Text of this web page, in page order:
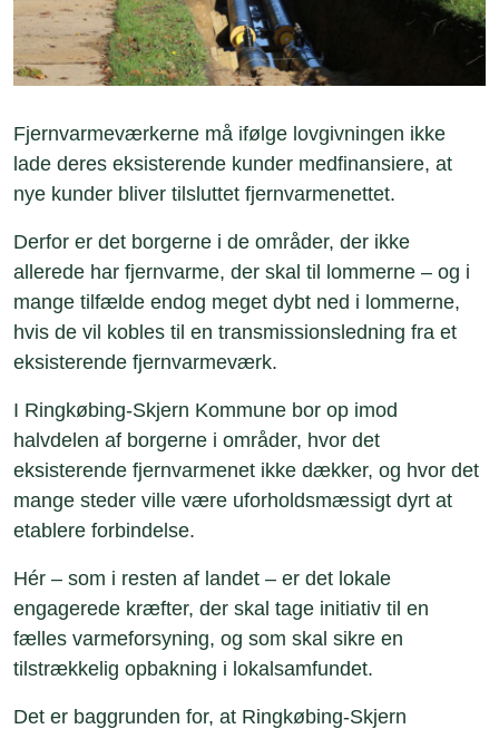
Fjernvarmeværkerne må ifølge lovgivningen ikke
lade deres eksisterende kunder medfinansiere, at
nye kunder bliver tilsluttet fjernvarmenettet.
Derfor er det borgerne i de områder, der ikke
allerede har fjernvarme, der skal til lommerne – og i
mange tilfælde endog meget dybt ned i lommerne,
hvis de vil kobles til en transmissionsledning fra et
eksisterende fjernvarmeværk.
I Ringkøbing-Skjern Kommune bor op imod
halvdelen af borgerne i områder, hvor det
eksisterende fjernvarmenet ikke dækker, og hvor det
mange steder ville være uforholdsmæssigt dyrt at
etablere forbindelse.
Hér – som i resten af landet – er det lokale
engagerede kræfter, der skal tage initiativ til en
fælles varmeforsyning, og som skal sikre en
tilstrækkelig opbakning i lokalsamfundet.
Det er baggrunden for, at Ringkøbing-Skjern